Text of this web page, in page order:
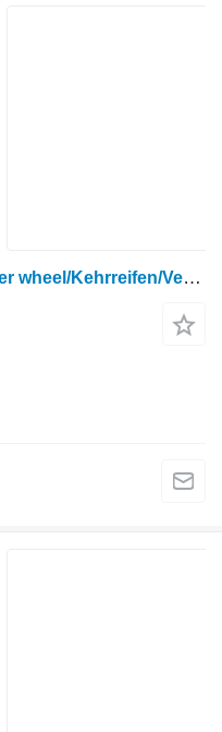
Kemp DVBBI-2,10MTR-Sweeper wheel/Kehrreifen/Veegband